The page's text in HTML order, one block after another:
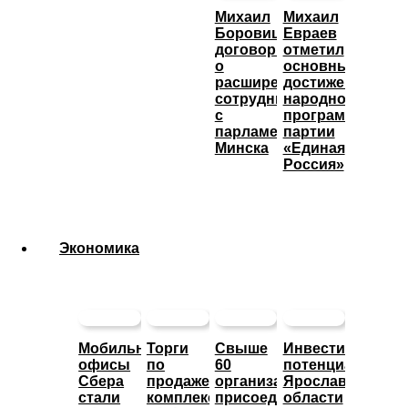
Михаил
Боровицкий
договорился
о
расширении
сотрудничества
с
парламентом
Минска
Михаил
Евраев
отметил
основные
достижения
народной
программы
партии
«Единая
Россия»
Экономика
Мобильные
офисы
Сбера
стали
Торги
по
продаже
комплекса
Свыше
60
организаций
присоединились
потенциал
Ярославской
области